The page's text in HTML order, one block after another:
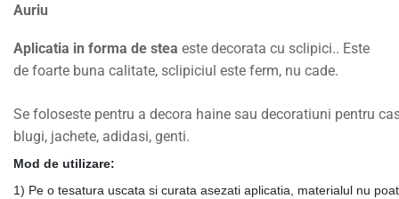
Auriu
Aplicatia in forma de stea este decorata cu sclipici.. Este
de foarte buna calitate, sclipiciul este ferm, nu cade.
Se foloseste pentru a decora haine sau decoratiuni pentru
blugi, jachete, adidasi, genti.
Mod de utilizare:
1) Pe o tesatura uscata si curata asezati aplicatia, materialul nu